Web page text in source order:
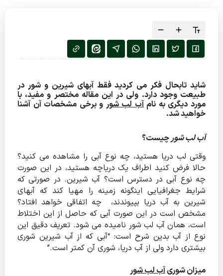
شاید تابحال فکر می کردید فقط آبهای شیرین و شور در
طبیعت وجود دارد. ولی در این مقاله مختصر و مفید، با
مورد دیگری به نامآب لب شور و برخی مشخصات آن آشنا
خواهید شد.
آب لب شورچیست؟
وقتی لب دریا هستید، چه نوع آبی را مشاهده می کنید؟
حالا فرض کنید اطراف یک دریاچه هستید، در این صورت
چه نوع آبی در دسترس است؟ آب شیرین. در صورتی که
شرایط جغرافیایی اینگونه زمینه را مهیا کند که آبهای
شیرین به آب دریا بپیوندند، چه اتفاقی خواهد افتاد؟
مشخص است در این صورت آبی که حاصل از این اختلاط
است، همان آب لب شور نامیده می شود. تعریف دقیق این
نوع از آب بدین شرح است: “آبی که از آب شیرین شوری
بیشتری دارد ولی از آب دریا، شوری آن کمتر است.”
میزان شوریآب لب شور